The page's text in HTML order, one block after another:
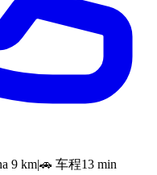
9 km|🚗 车程13 min